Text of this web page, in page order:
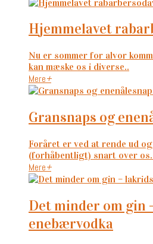
hjemmelavet
Nu er sommer for alvor
kan mæske os i diverse..
Mere+
gransnaps og
Foråret er ved at rende ud
(forhåbentligt) snart over os.
Mere+
det minder om gin – lakridsrods- og
enebærvodka